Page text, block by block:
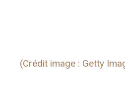
(Crédit image : Getty